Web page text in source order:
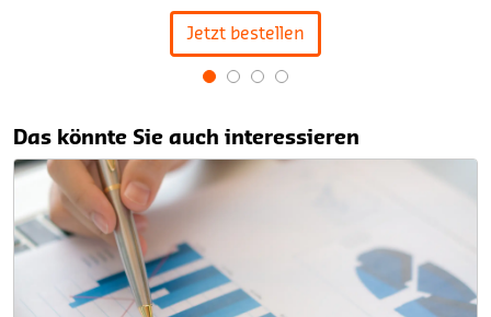
Jetzt bestellen
1
of
4
Das könnte Sie auch interessieren